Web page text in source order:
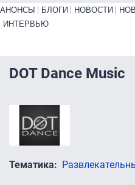
Primary links bottom
АНОНСЫ БЛОГИ НОВОСТИ
ИНТЕРВЬЮ
DOT Dance Music
Тематика